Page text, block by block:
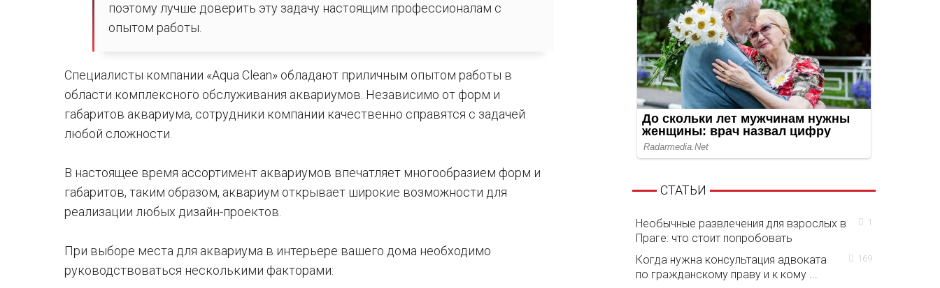
поэтому лучше доверить эту задачу настоящим профессионалам с
опытом работы.
Специалисты компании «Aqua Clean» обладают приличным опытом работы в
области комплексного обслуживания аквариумов. Независимо от форм и
габаритов аквариума, сотрудники компании качественно справятся с задачей
любой сложности.
В настоящее время ассортимент аквариумов впечатляет многообразием форм и
габаритов, таким образом, аквариум открывает широкие возможности для
реализации любых дизайн-проектов.
При выборе места для аквариума в интерьере вашего дома необходимо
руководствоваться несколькими факторами:
СТАТЬИ
Необычные развлечения для взрослых в
Праге: что стоит попробовать
1
Когда нужна консультация адвоката
по гражданскому праву и к кому ...
169